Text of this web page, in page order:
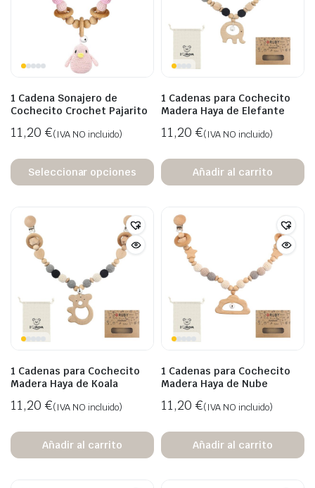
1 Cadena Sonajero de
Cochecito Crochet Pajarito
11,20 €(IVA NO incluido)
Seleccionar opciones
1 Cadenas para Cochecito
Madera Haya de Elefante
11,20 €(IVA NO incluido)
Añadir al carrito
1 Cadenas para Cochecito
Madera Haya de Koala
11,20 €(IVA NO incluido)
Añadir al carrito
1 Cadenas para Cochecito
Madera Haya de Nube
11,20 €(IVA NO incluido)
Añadir al carrito